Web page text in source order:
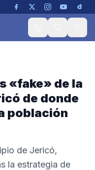
«fake» de la
de donde
población
de Jericó,
la estrategia de